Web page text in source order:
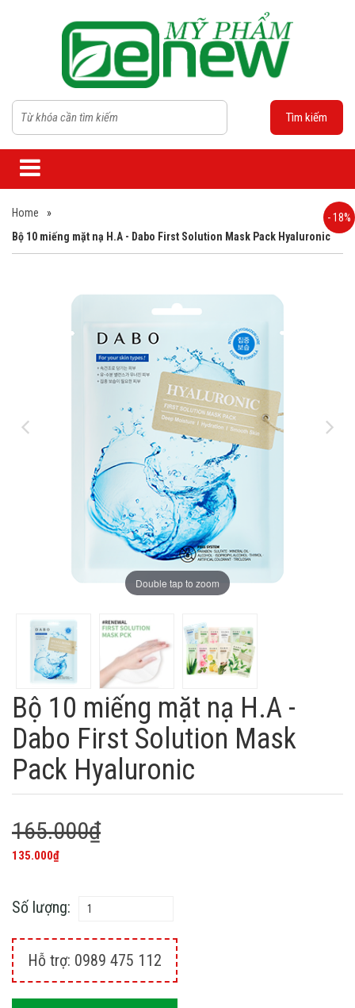
Tìm kiếm
Home
»
Bộ 10 miếng mặt nạ H.A - Dabo First Solution Mask Pack Hyaluronic
Double tap to zoom
- 18%
Bộ 10 miếng mặt nạ H.A -
Dabo First Solution Mask
Pack Hyaluronic
165.000₫
135.000₫
Số lượng:
Hỗ trợ: 0989 475 112